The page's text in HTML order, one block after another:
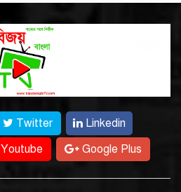
Twitter
Linkedin
Youtube Google Plus